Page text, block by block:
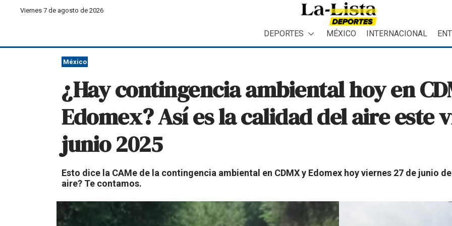
Viernes 7 de agosto de 2026
DEPORTES MÉXICO INTERNACIONAL
México
¿Hay contingencia ambiental hoy en
Edomex? Así es la calidad del aire este
junio 2025
Esto dice la CAMe de la contingencia ambiental en CDMX y Edomex hoy viernes 27 de junio
aire? Te contamos.